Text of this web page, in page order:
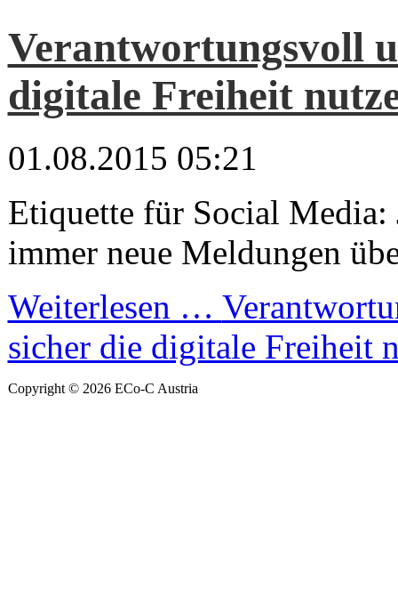
Verantwortungsvoll
digitale Freiheit
01.08.2015 05:21
Etiquette für Social Media:
immer neue Meldungen
Weiterlesen …
sicher die digitale Freiheit
Copyright © 2026 ECo-C Austria